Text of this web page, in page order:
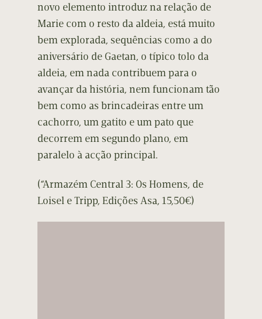
novo elemento introduz na relação de
Marie com o resto da aldeia, está muito
bem explorada, sequências como a do
aniversário de Gaetan, o típico tolo da
aldeia, em nada contribuem para o
avançar da história, nem funcionam tão
bem como as brincadeiras entre um
cachorro, um gatito e um pato que
decorrem em segundo plano, em
paralelo à acção principal.
(“Armazém Central 3: Os Homens, de
Loisel e Tripp, Edições Asa, 15,50€)